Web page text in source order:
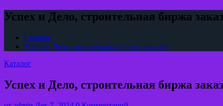
Успех и Дело, строительная биржа
Главная
Успех и Дело, строительная биржа заказов
Каталог
Успех и Дело, строительная биржа